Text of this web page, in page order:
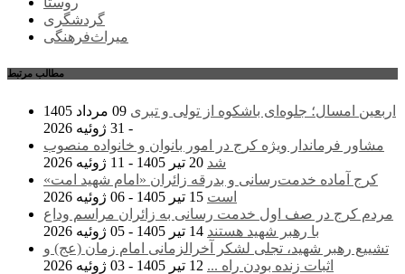
گردشگری
میراث‌فرهنگی
مطالب مرتبط
اربعین امسال؛ جلوه‌ای باشکوه از تولی و تبری
09 مرداد 1405
- 31 ژوئیه 2026
مشاور فرماندار ویژه کرج در امور بانوان و خانواده منصوب
شد 20 تیر 1405 - 11 ژوئیه 2026
کرج آماده خدمت‌رسانی و بدرقه زائران «امام شهید امت»
است 15 تیر 1405 - 06 ژوئیه 2026
مردم کرج در صف اول خدمت رسانی به زائران مراسم وداع
با رهبر شهید هستند 14 تیر 1405 - 05 ژوئیه 2026
تشییع رهبر شهید، تجلی لشکر آخرالزمانی امام زمان (عج) و
اثبات زنده بودن راه ... 12 تیر 1405 - 03 ژوئیه 2026